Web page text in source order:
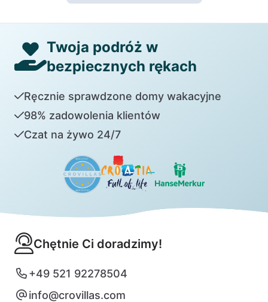
Twoja podróż w
bezpiecznych rękach
Ręcznie sprawdzone domy wakacyjne
98% zadowolenia klientów
Czat na żywo 24/7
Chętnie Ci doradzimy!
+49 521 92278504
info@crovillas.com